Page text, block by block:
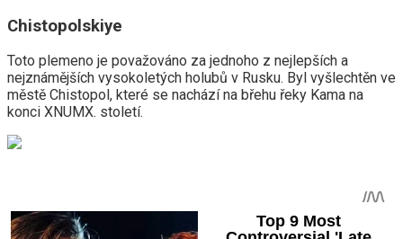
Chistopolskiye
Toto plemeno je považováno za jednoho z nejlepších a
nejznámějších vysokoletých holubů v Rusku. Byl vyšlechtěn ve
městě Chistopol, které se nachází na břehu řeky Kama na
konci XNUMX. století.